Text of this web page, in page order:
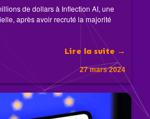
de dollars à Inflection AI, une
après avoir recruté la majorité
Lire la suite →
27 mars 2024